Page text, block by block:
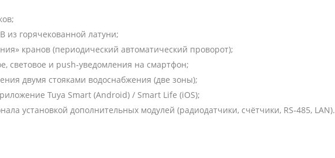
горячекованной латуни;
кранов (периодический автоматический проворот);
световое и push‑уведомления на смартфон;
двумя стояками водоснабжения (две зоны);
Tuya Smart (Android) / Smart Life (iOS);
установкой дополнительных модулей (радиодатчики, счётчики, RS‑485, LAN).